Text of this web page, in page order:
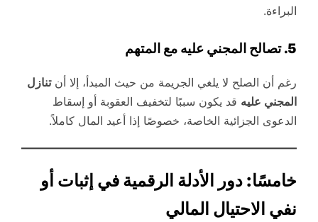
البراءة.
5. تصالح المجني عليه مع المتهم
رغم أن الصلح لا يلغي الجريمة من حيث المبدأ، إلا أنتنازل
المجني عليه قد يكون سببًا لتخفيف العقوبة أو إسقاط
الدعوى الجزائية الخاصة، خصوصًا إذا أعيد المال كاملاً.
خامسًا: دور الأدلة الرقمية في إثبات أو
نفي الاحتيال المالي